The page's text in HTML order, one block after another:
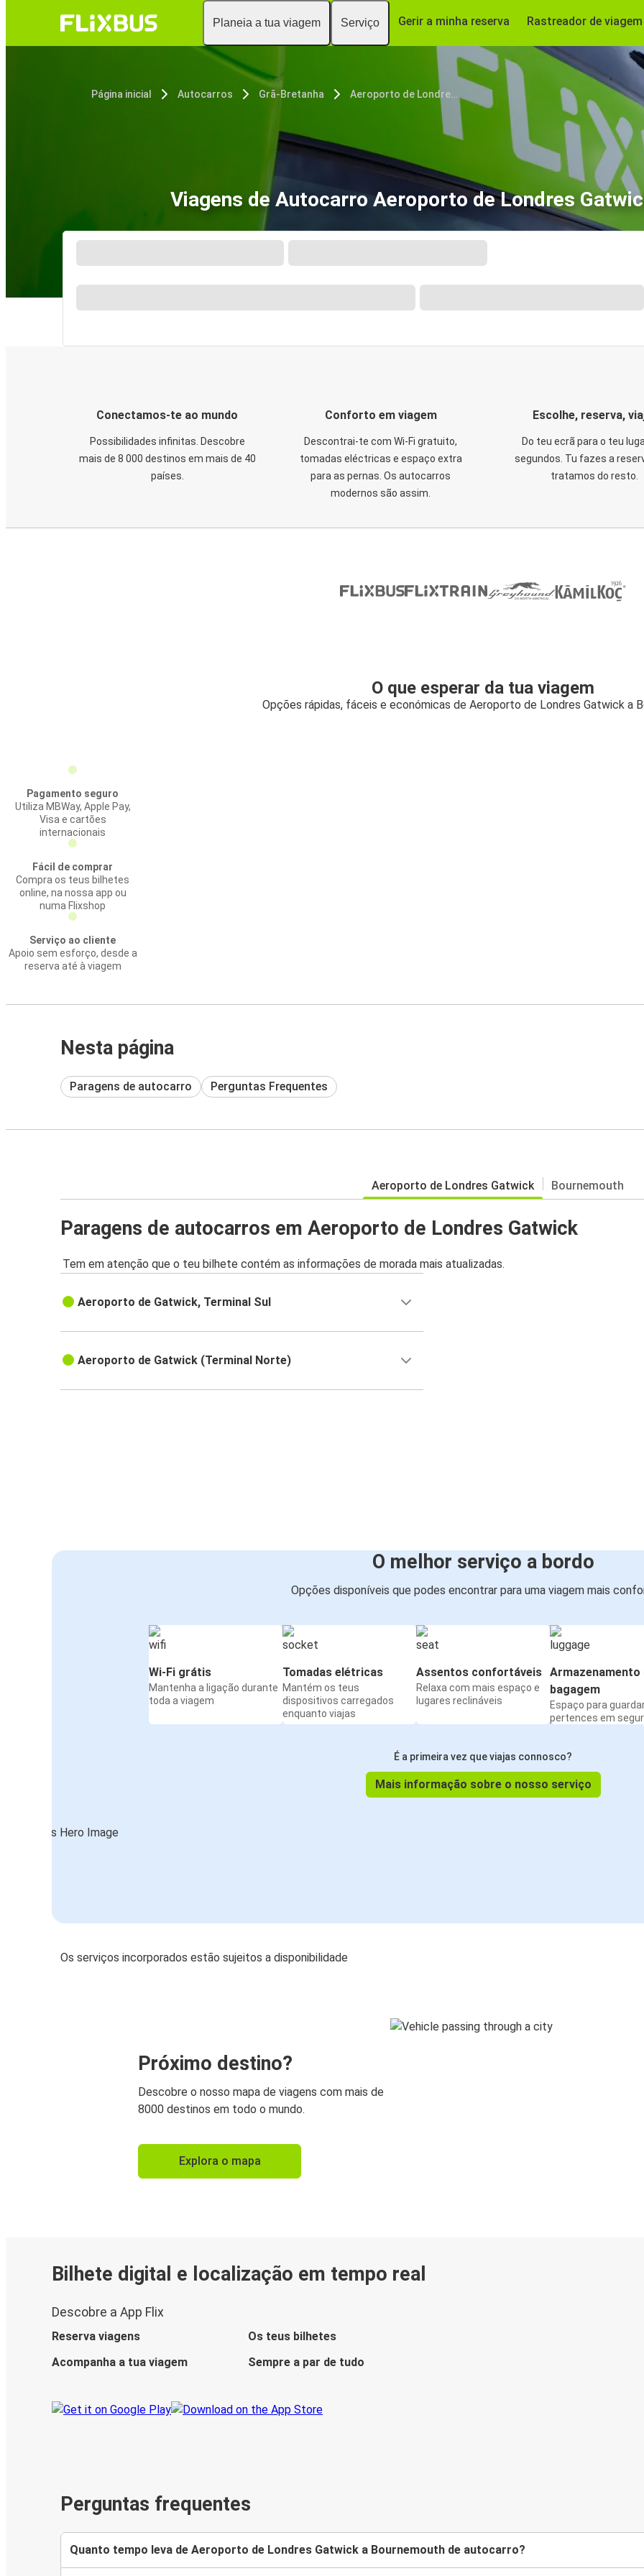
Planeia a tua viagem Serviço Gerir a minha reserva Rastreador de viagem
Página inicial Autocarros Grã-Bretanha
Viagens de Autocarro Aeroporto de Londres
Conectamos-te ao mundo
Possibilidades infinitas. Descobre
mais de 8 000 destinos em mais de 40
países.
Conforto em viagem
Descontrai-te com Wi-Fi gratuito,
tomadas eléctricas e espaço extra
para as pernas. Os autocarros
modernos são assim.
Escolhe, reserva,
Do teu ecrã para o teu
segundos. Tu fazes a
tratamos do resto.
O que esperar da tua viagem
Opções rápidas, fáceis e económicas de Aeroporto de Londres Gatwick a
Pagamento seguro
Utiliza MBWay, Apple Pay,
Visa e cartões
internacionais
Fácil de comprar
Compra os teus bilhetes
online, na nossa app ou
numa Flixshop
Serviço ao cliente
Apoio sem esforço, desde a
reserva até à viagem
Nesta página
Paragens de autocarro Perguntas Frequentes
Aeroporto de Londres Gatwick Bournemouth
Paragens de autocarros em Aeroporto de Londres Gatwick
Tem em atenção que o teu bilhete contém as informações de morada mais atualizadas.
Aeroporto de Gatwick, Terminal Sul
Aeroporto de Gatwick (Terminal Norte)
O melhor serviço a bordo
Opções disponíveis que podes encontrar para uma viagem mais
Wi-Fi grátis
Mantenha a ligação durante
toda a viagem
Tomadas elétricas
Mantém os teus
dispositivos carregados
enquanto viajas
Assentos confortáveis
Relaxa com mais espaço e
lugares reclináveis
Armazenamento
bagagem
Espaço para
pertences em
É a primeira vez que viajas connosco?
Mais informação sobre o nosso serviço
Os serviços incorporados estão sujeitos a disponibilidade
Próximo destino?
Descobre o nosso mapa de viagens com mais de
8000 destinos em todo o mundo.
Explora o mapa
Bilhete digital e localização em tempo real
Descobre a App Flix
Reserva viagens
Os teus bilhetes
Acompanha a tua viagem
Sempre a par de tudo
Perguntas frequentes
Quanto tempo leva de Aeroporto de Londres Gatwick a Bournemouth de autocarro?